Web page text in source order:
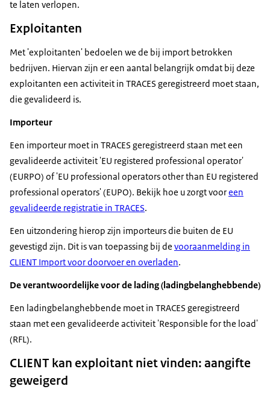
te laten verlopen.
Exploitanten
Met 'exploitanten' bedoelen we de bij import betrokken
bedrijven. Hiervan zijn er een aantal belangrijk omdat bij deze
exploitanten een activiteit in TRACES geregistreerd moet staan,
die gevalideerd is.
Importeur
Een importeur moet in TRACES geregistreerd staan met een
gevalideerde activiteit 'EU registered professional operator'
(EURPO) of 'EU professional operators other than EU registered
professional operators' (EUPO). Bekijk hoe u zorgt vooreen
gevalideerde registratie in TRACES.
Een uitzondering hierop zijn importeurs die buiten de EU
gevestigd zijn. Dit is van toepassing bij de vooraanmelding in
CLIENT Import voor doorvoer en overladen.
De verantwoordelijke voor de lading (ladingbelanghebbende)
Een ladingbelanghebbende moet in TRACES geregistreerd
staan met een gevalideerde activiteit 'Responsible for the load'
(RFL).
CLIENT kan exploitant niet vinden: aangifte
geweigerd